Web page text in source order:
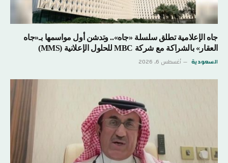
جاه الإعلامية تطلق سلسلة «جاه».. وتدشن أول مواسمها بـ«جاه
العقار» بالشراكة مع شركة MBC للحلول الإعلانية (MMS)
السعودية أغسطس 6, 2026